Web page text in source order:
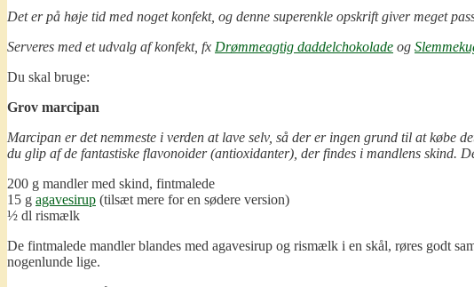
Det er på høje tid med noget konfekt, og denne superenkle opskrift giver meget
Serveres med et udvalg af konfekt, fx Drømmeagtig daddelchokolade og
Du skal bruge:
Grov marcipan
Marcipan er det nemmeste i verden at lave selv, så der er ingen grund til at købe
du glip af de fantastiske flavonoider (antioxidanter), der findes i mandlens skind.
200 g mandler med skind, fintmalede
15 g agavesirup (tilsæt mere for en sødere version)
½ dl rismælk
De fintmalede mandler blandes med agavesirup og rismælk i en skål, røres godt
nogenlunde lige.